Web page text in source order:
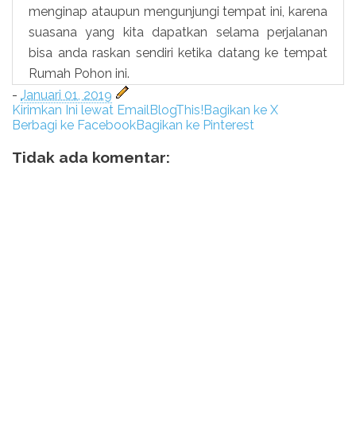
menginap ataupun mengunjungi tempat ini, karena
suasana yang kita dapatkan selama perjalanan
bisa anda raskan sendiri ketika datang ke tempat
Rumah Pohon ini.
- Januari 01, 2019
Kirimkan Ini lewat EmailBlogThis! Bagikan ke X
Berbagi ke FacebookBagikan ke Pinterest
Tidak ada komentar: